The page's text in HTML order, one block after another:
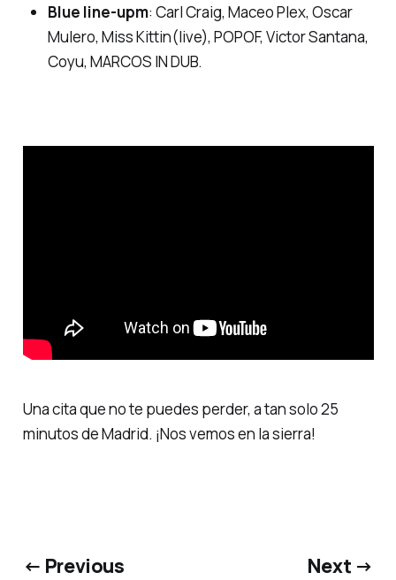
Blue line-upm: Carl Craig, Maceo Plex, Oscar
Mulero, Miss Kittin(live), POPOF, Victor Santana,
Coyu, MARCOS IN DUB.
Una cita que no te puedes perder, a tan solo 25
minutos de Madrid. ¡Nos vemos en la sierra!
← Previous Next →